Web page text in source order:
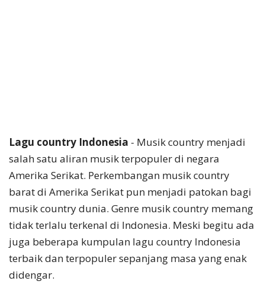
Lagu country Indonesia - Musik country menjadi
salah satu aliran musik terpopuler di negara
Amerika Serikat. Perkembangan musik country
barat di Amerika Serikat pun menjadi patokan bagi
musik country dunia. Genre musik country memang
tidak terlalu terkenal di Indonesia. Meski begitu ada
juga beberapa kumpulan lagu country Indonesia
terbaik dan terpopuler sepanjang masa yang enak
didengar.